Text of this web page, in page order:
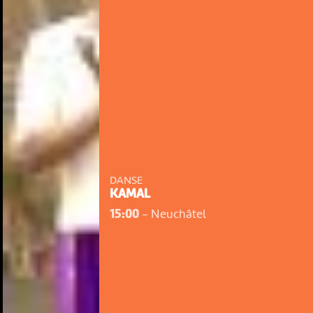
DANSE
KAMAL
15:00- Neuchâtel